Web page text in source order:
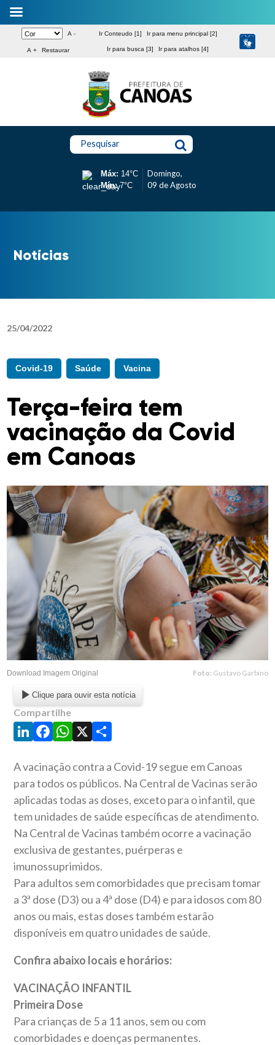
A -
A + Restaurar
Ir Conteudo [1] Ir para menu principal [2]
Ir para busca [3] Ir para atalhos [4]
Pesquisar
Máx: 14°C
Mín:7°C
Domingo,
09 de Agosto
Notícias
25/04/2022
Covid-19 Saúde Vacina
Terça-feira tem
vacinação da Covid
em Canoas
Download Imagem Original Foto: Gustavo Garbino
Clique para ouvir esta notícia
Compartilhe
LinkedIn
Facebook
WhatsApp
X Share
A vacinação contra a Covid-19 segue em Canoas
para todos os públicos. Na Central de Vacinas serão
aplicadas todas as doses, exceto para o infantil, que
tem unidades de saúde específicas de atendimento.
Na Central de Vacinas também ocorre a vacinação
exclusiva de gestantes, puérperas e
imunossuprimidos.
Para adultos sem comorbidades que precisam tomar
a 3ª dose (D3) ou a 4ª dose (D4) e para idosos com 80
anos ou mais, estas doses também estarão
disponíveis em quatro unidades de saúde.
Confira abaixo locais e horários:
VACINAÇÃO INFANTIL
Primeira Dose
Para crianças de 5 a 11 anos, sem ou com
comorbidades e doenças permanentes.